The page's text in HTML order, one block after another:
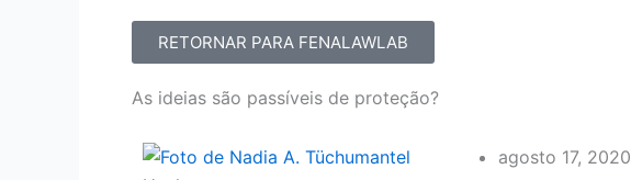
RETORNAR PARA FENALAWLAB
As ideias são passíveis de proteção?
agosto 17, 2020